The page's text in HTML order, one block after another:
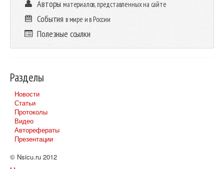
Авторыматериалов, представленных на сайте
События в мире и в России
Полезные ссылки
Разделы
Новости
Статьи
Протоколы
Видео
Авторефераты
Презентации
© Nsicu.ru 2012